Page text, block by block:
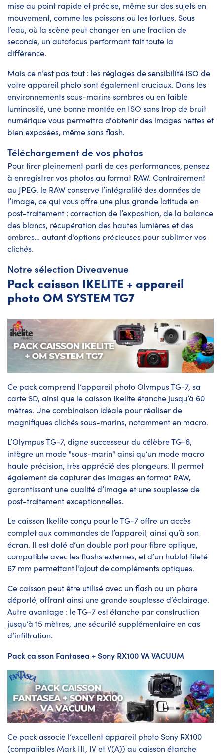
mise au point rapide et précise, même sur des sujets en
mouvement, comme les poissons ou les tortues. Sous
l’eau, où la scène peut changer en une fraction de
seconde, un autofocus performant fait toute la
différence.
Mais ce n’est pas tout : les réglages de sensibilité ISO de
votre appareil photo sont également cruciaux. Dans les
environnements sous-marins sombres ou en faible
luminosité, une bonne montée en ISO sans trop de bruit
numérique vous permettra d'obtenir des images nettes et
bien exposées, même sans flash.
Téléchargement de vos photos
Pour tirer pleinement parti de ces performances, pensez
à enregistrer vos photos au format RAW. Contrairement
au JPEG, le RAW conserve l’intégralité des données de
l’image, ce qui vous offre une plus grande latitude en
post-traitement : correction de l’exposition, de la balance
des blancs, récupération des hautes lumières et des
ombres… autant d’options précieuses pour sublimer vos
clichés.
Notre sélection Diveavenue
Pack caisson IKELITE + appareil
photo OM SYSTEM TG7
Ce pack comprend l’appareil photo Olympus TG-7, sa
carte SD, ainsi que le caisson Ikelite étanche jusqu’à 60
mètres. Une combinaison idéale pour réaliser de
magnifiques clichés sous-marins, notamment en macro.
L’Olympus TG-7, digne successeur du célèbre TG-6,
intègre un mode "sous-marin" ainsi qu’un mode macro
haute précision, très apprécié des plongeurs. Il permet
également de capturer des images en format RAW,
garantissant une qualité d’image et une souplesse de
post-traitement exceptionnelles.
Le caisson Ikelite conçu pour le TG-7 offre un accès
complet aux commandes de l’appareil, ainsi qu’à son
écran. Il est doté d’un double port pour fibre optique,
compatible avec les flashs externes, et d’un hublot fileté
67 mm permettant l’ajout de compléments optiques.
Ce caisson peut être utilisé avec un flash ou un phare
déporté, offrant ainsi une grande souplesse d’éclairage.
Autre avantage : le TG-7 est étanche par construction
jusqu’à 15 mètres, une sécurité supplémentaire en cas
d’infiltration.
Pack caisson Fantasea + Sony RX100 VA VACUUM
Ce pack associe l’excellent appareil photo Sony RX100
(compatibles Mark III, IV et V(A)) au caisson étanche